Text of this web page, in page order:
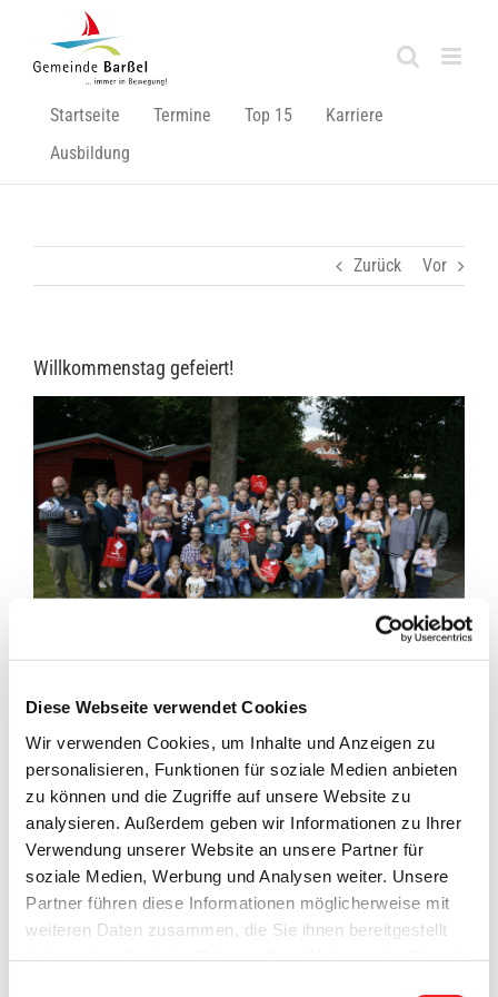
Diese Webseite verwendet Cookies
Wir verwenden Cookies, um Inhalte und Anzeigen zu
personalisieren, Funktionen für soziale Medien anbieten
zu können und die Zugriffe auf unsere Website zu
analysieren. Außerdem geben wir Informationen zu Ihrer
Verwendung unserer Website an unsere Partner für
soziale Medien, Werbung und Analysen weiter. Unsere
Partner führen diese Informationen möglicherweise mit
weiteren Daten zusammen, die Sie ihnen bereitgestellt
springen
Startseite Termine Top 15
Karriere
Ausbildung
Zurück Vor
Willkommenstag gefeiert!
Zeige
grösseres
Bild
DiesesMotto feierte am vergangen Freitag, dem
01.09.2017, schon einkleines„Jubiläum“, denn der
Willkommenstagfür den„Barßeler Nachwuchs“fand
bereitszum fünften Mal statt.
Und die Resonanz war groß, denn zumlockeren
Kaffeenachmittagkonnten an diesem Tage im Pfarrheim